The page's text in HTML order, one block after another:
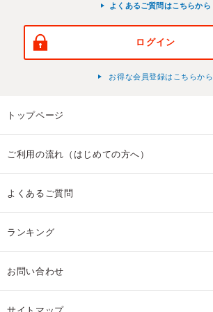
よくあるご質問はこちらから
ログイン
お得な会員登録はこちらから
トップページ
ご利用の流れ（はじめての方へ）
よくあるご質問
ランキング
お問い合わせ